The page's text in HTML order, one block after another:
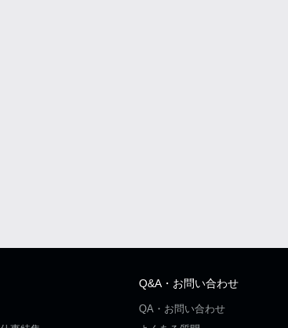
Q&A・お問い合わせ
QA・お問い合わせ